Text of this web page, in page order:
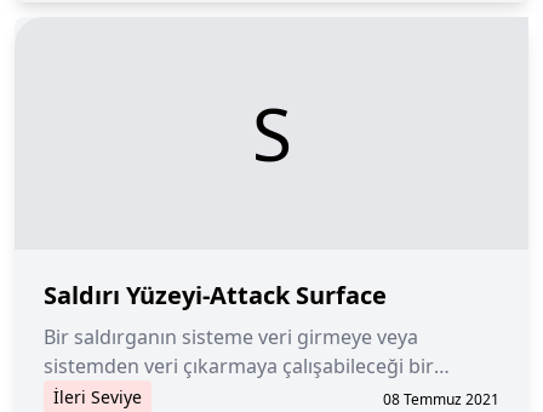
S
Saldırı Yüzeyi-Attack Surface
Bir saldırganın sisteme veri girmeye veya
sistemden veri çıkarmaya çalışabileceği bir
yazılım ortamındaki zayıf noktaların toplamı.
İleri Seviye 08 Temmuz 2021